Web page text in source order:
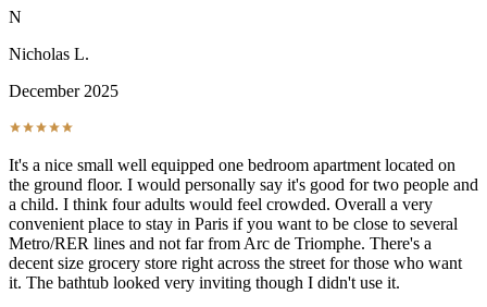
N
Nicholas L.
December 2025
It's a nice small well equipped one bedroom apartment located on
the ground floor. I would personally say it's good for two people and
a child. I think four adults would feel crowded. Overall a very
convenient place to stay in Paris if you want to be close to several
Metro/RER lines and not far from Arc de Triomphe. There's a
decent size grocery store right across the street for those who want
it. The bathtub looked very inviting though I didn't use it.